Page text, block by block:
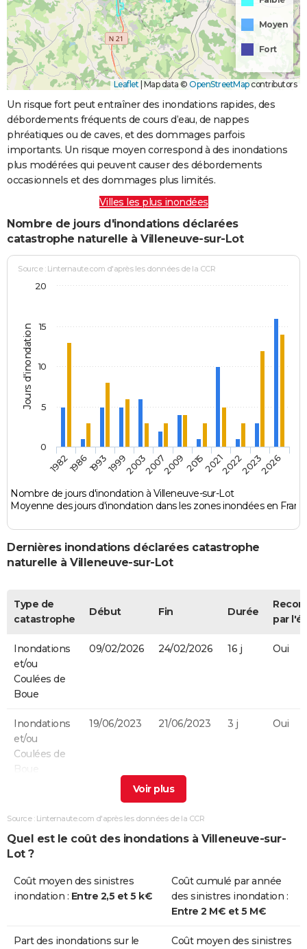
Moyen
Fort
Leaflet | Map data © OpenStreetMapcontributors
Un risque fort peut entraîner des inondations rapides, des
débordements fréquents de cours d’eau, de nappes
phréatiques ou de caves, et des dommages parfois
importants. Un risque moyen correspond à des inondations
plus modérées qui peuvent causer des débordements
occasionnels et des dommages plus limités.
Villes les plus inondées
Nombre de jours d'inondations déclarées
catastrophe naturelle à Villeneuve-sur-Lot
Jours d'inondation
Source : Linternaute.com d'après les données de la CCR
Nombre de jours d'inondation à Villeneuve-sur-Lot
Moyenne des jours d'inondation dans les zones inondées en
198219861993199920032007200920152021202220232026
0
5
10
15
20
Dernières inondations déclarées catastrophe
naturelle à Villeneuve-sur-Lot
Type de
catastrophe
Début Fin Durée
par
Inondations
et/ou
Coulées de
Boue
09/02/2026 24/02/2026 16 j Oui
Inondations
et/ou
Coulées de
Boue
19/06/2023 21/06/2023 3 j Oui
et/ou
Boue
19/06/2022 19/06/2022
et/ou
Coulées de
Source : Linternaute.com d'après les données de la CCR
Quel est le coût des inondations à Villeneuve-sur-
Lot ?
Coût moyen des sinistres
inondation : Entre 2,5 et 5 k€
Coût cumulé par année
des sinistres inondation :
Entre 2 M€ et 5 M€
Part des inondations sur le Coût moyen des sinistres